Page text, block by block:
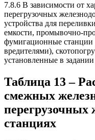
7.8.6 В зависимости от
перегрузочных
устройства для
емкости, промывочно-
фумигационные
вредителями),
установленные в
Таблица 13 –
смежных
перегрузочных
станциях